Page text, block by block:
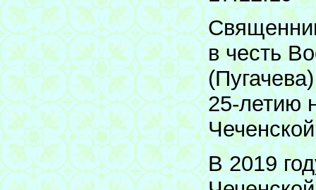
в честь
25-летию
В 2019